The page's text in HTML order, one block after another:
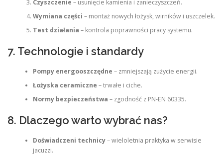
Czyszczenie – usunięcie kamienia i zanieczyszczeń.
Wymiana części – montaż nowych łożysk, wirników i uszczelek.
Test działania – kontrola poprawności pracy systemu.
7. Technologie i standardy
Pompy energooszczędne – zmniejszają zużycie energii.
Łożyska ceramiczne – trwałe i ciche.
Normy bezpieczeństwa – zgodność z PN‑EN 60335.
8. Dlaczego warto wybrać nas?
Doświadczeni technicy– wieloletnia praktyka w serwisie
jacuzzi.